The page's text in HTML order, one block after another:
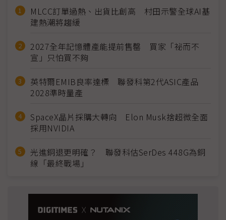
MLCC訂單過熱、出貨比創高 村田示警全球AI基
建熱潮將趨緩
2027全年記憶體產能提前售罄 買家「祕而不
宣」只怕買不夠
英特爾EMIB良率達標 聯發科第2代ASIC產品
2028準時量產
SpaceX晶片採購大轉向 Elon Musk捨超微全面
採用NVIDIA
光進銅退更明確？ 聯發科估SerDes 448G為銅
線「最終戰場」